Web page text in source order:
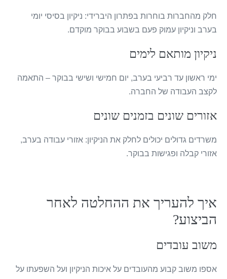
חלק מהחברות בוחרות בפתרון היברידי: ניקיון בסיסי יומי
בערב וניקיון עמוק פעם בשבוע בבוקר מוקדם.
ניקיון מותאם לימים
ימי ראשון עד רביעי בערב, יום חמישי ושישי בבוקר – התאמה
לקצב העבודה של החברה.
אזורים שונים בזמנים שונים
משרדים גדולים יכולים לחלק את הניקיון: אזורי עבודה בערב,
אזורי קבלה ופגישות בבוקר.
איך להעריך את ההחלטה לאחר
הביצוע?
משוב עובדים
אספו משוב קבוע מהעובדים על איכות הניקיון ועל השפעתו על